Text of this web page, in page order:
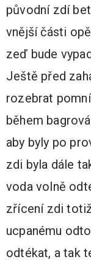
původní zdí
vnější části
zeď bude
Ještě před
rozebrat
během
aby byly po
zdi byla dále
voda volně
zřícení zdi
ucpanému
odtékat, a tak